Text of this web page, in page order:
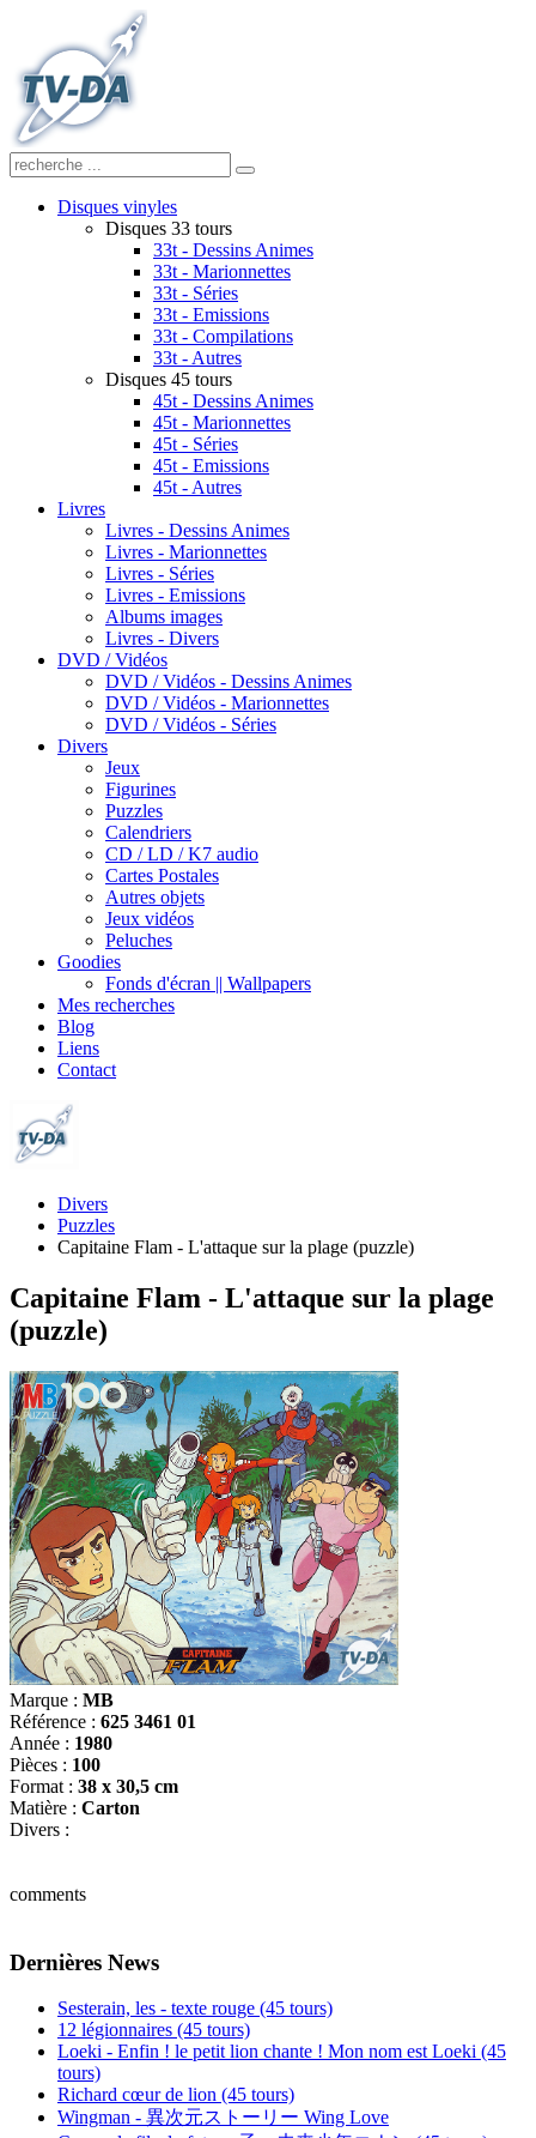
Disques vinyles
Disques 33 tours
33t - Dessins Animes
33t - Marionnettes
33t - Séries
33t - Emissions
33t - Compilations
33t - Autres
Disques 45 tours
45t - Dessins Animes
45t - Marionnettes
45t - Séries
45t - Emissions
45t - Autres
Livres
Livres - Dessins Animes
Livres - Marionnettes
Livres - Séries
Livres - Emissions
Albums images
Livres - Divers
DVD / Vidéos
DVD / Vidéos - Dessins Animes
DVD / Vidéos - Marionnettes
DVD / Vidéos - Séries
Divers
Jeux
Figurines
Puzzles
Calendriers
CD / LD / K7 audio
Cartes Postales
Autres objets
Jeux vidéos
Peluches
Goodies
Fonds d'écran || Wallpapers
Mes recherches
Blog
Liens
Contact
Divers
Puzzles
Capitaine Flam - L'attaque sur la plage (puzzle)
Capitaine Flam - L'attaque sur la plage
(puzzle)
Marque : MB
Référence : 625 3461 01
Année : 1980
Pièces : 100
Format : 38 x 30,5 cm
Matière : Carton
Divers :
comments
Dernières News
Sesterain, les - texte rouge (45 tours)
12 légionnaires (45 tours)
Loeki - Enfin ! le petit lion chante ! Mon nom est Loeki (45
tours)
Richard cœur de lion (45 tours)
Wingman - 異次元ストーリー Wing Love